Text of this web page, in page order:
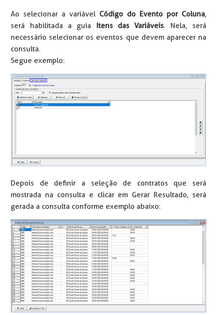
Ao selecionar a variável Código do Evento por Coluna,
será habilitada a guia Itens das Variáveis. Nela, será
necessário selecionar os eventos que devem aparecer na
consulta.
Segue exemplo:
Depois de definir a seleção de contratos que será
mostrada na consulta e clicar em Gerar Resultado, será
gerada a consulta conforme exemplo abaixo: